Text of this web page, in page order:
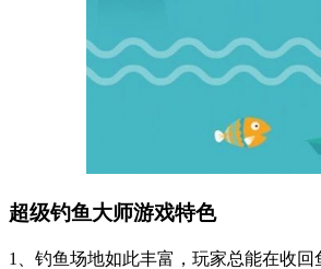
超级钓鱼大师游戏特色
1、钓鱼场地如此丰富，玩家总能在收